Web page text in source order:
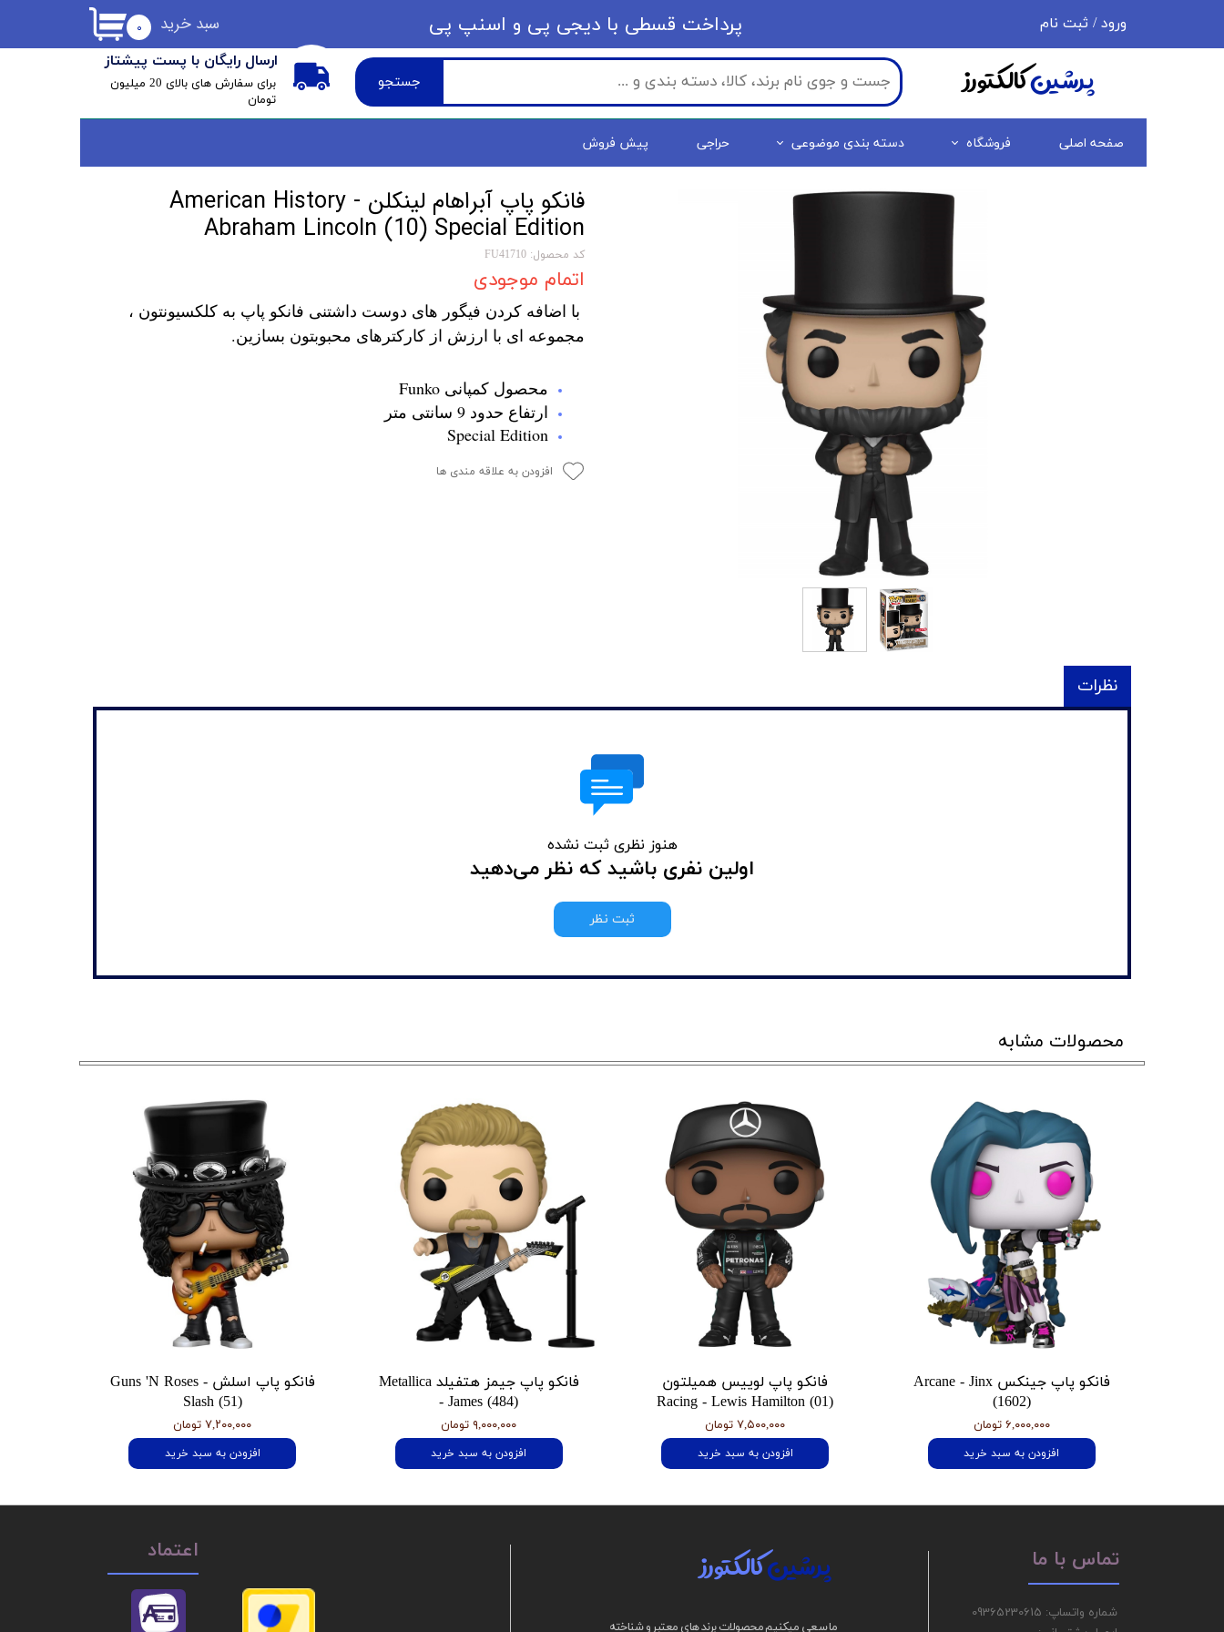
جستجو
ارسال رایگان با پست پیشتاز
​برای سفارش های بالای 20 میلیون
تومان
۰ سبد خرید ورود / ثبت نام
حساب کاربری من
تغییر گذر واژه
سفارشات
خروج از حساب کاربری
​​پرداخت قسطی با دیجی پی ​​​​​​​و اسنپ پی
صفحه اصلی فروشگاه دسته بندی موضوعی حراجی پیش فروش
پرشینکالکتورز
فانکو پاپ آبراهام لینکلن American History -
Abraham Lincoln (10) Special Edition
کد محصول: FU41710
اتمام موجودی
با اضافه کردن فیگور های دوست داشتنی فانکو پاپ به کلکسیونتون ،
مجموعه ای با ارزش از کارکترهای محبوبتون بسازین.
محصول کمپانی Funko
ارتفاع حدود 9 سانتی متر
Special Edition
افزودن به علاقه مندی ها
نظرات
هنوز نظری ثبت نشده
اولین نفری باشید که نظر می‌دهید
ثبت نظر
محصولات مشابه
فانکو پاپ جینکس Arcane - Jinx
(1602)
۶,۰۰۰,۰۰۰ تومان
افزودن به سبد خرید
فانکو پاپ لوییس همیلتون
Racing - Lewis Hamilton (01)
۷,۵۰۰,۰۰۰ تومان
افزودن به سبد خرید
فانکو پاپ جیمز هتفیلد Metallica
- James (484)
۹,۰۰۰,۰۰۰ تومان
افزودن به سبد خرید
فانکو پاپ اسلش Guns 'N Roses -
Slash (51)
۷,۲۰۰,۰۰۰ تومان
افزودن به سبد خرید
ما سعی میکنیم محصولات برند های معتبر و شناخته
پرشینکالکتورز
شماره واتساپ: 09365230615
تماس با ما اعتماد